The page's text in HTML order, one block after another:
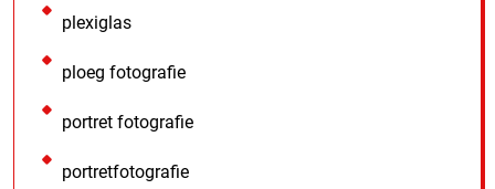
plexiglas
ploeg fotografie
portret fotografie
portretfotografie